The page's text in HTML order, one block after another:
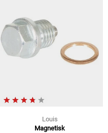
Louis
Magnetisk